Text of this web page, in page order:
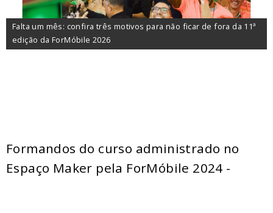
Falta um mês: confira três motivos para não ficar de fora da 11ª
edição da ForMóbile 2026
Formandos do curso administrado no
Espaço Maker pela ForMóbile 2024 -